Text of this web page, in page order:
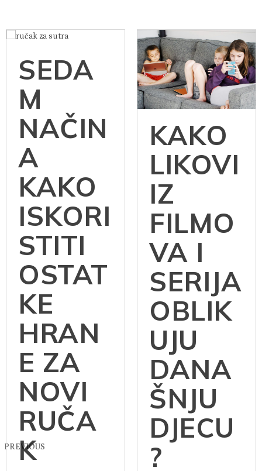
PREVIOUS
SEDA
M
NAČIN
A
KAKO
ISKORI
STITI
OSTAT
KE
HRAN
E ZA
NOVI
RUČA
K
KAKO
LIKOVI
IZ
FILMO
VA I
SERIJA
OBLIK
UJU
DANA
ŠNJU
DJECU
?